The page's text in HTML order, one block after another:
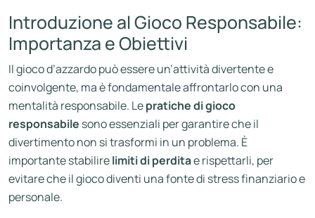
Introduzione al Gioco Responsabile:
Importanza e Obiettivi
Il gioco d’azzardo può essere un’attività divertente e
coinvolgente, ma è fondamentale affrontarlo con una
mentalità responsabile. Lepratiche di gioco
responsabile sono essenziali per garantire che il
divertimento non si trasformi in un problema. È
importante stabilirelimiti di perditae rispettarli, per
evitare che il gioco diventi una fonte di stress finanziario e
personale.